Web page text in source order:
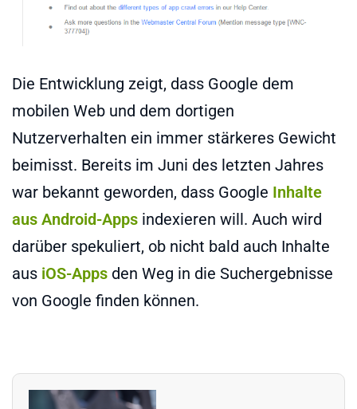
Die Entwicklung zeigt, dass Google dem
mobilen Web und dem dortigen
Nutzerverhalten ein immer stärkeres Gewicht
beimisst. Bereits im Juni des letzten Jahres
war bekannt geworden, dass Google Inhalte
aus Android-Apps indexieren will. Auch wird
darüber spekuliert, ob nicht bald auch Inhalte
aus iOS-Apps den Weg in die Suchergebnisse
von Google finden können.